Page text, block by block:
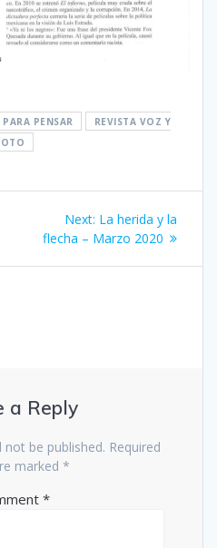
PENSAR
REVISTA VOZ Y
Next: Next
post:
La herida y la
flecha – Marzo 2020
a Reply
not be published. Required
marked *
*